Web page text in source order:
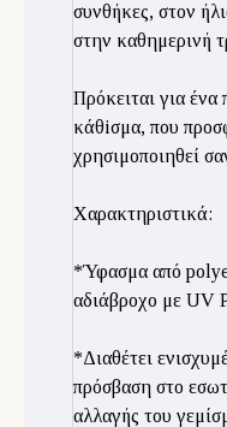
συνθήκες, στον
στην καθημερινή
Πρόκειται για ένα
κάθiσμα, που
χρησιμοποιηθεί
Χαρακτηριστικά:
*Ύφασμα από
αδιάβροχο με UV
*Διαθέτει
πρόσβαση στο
αλλαγής του